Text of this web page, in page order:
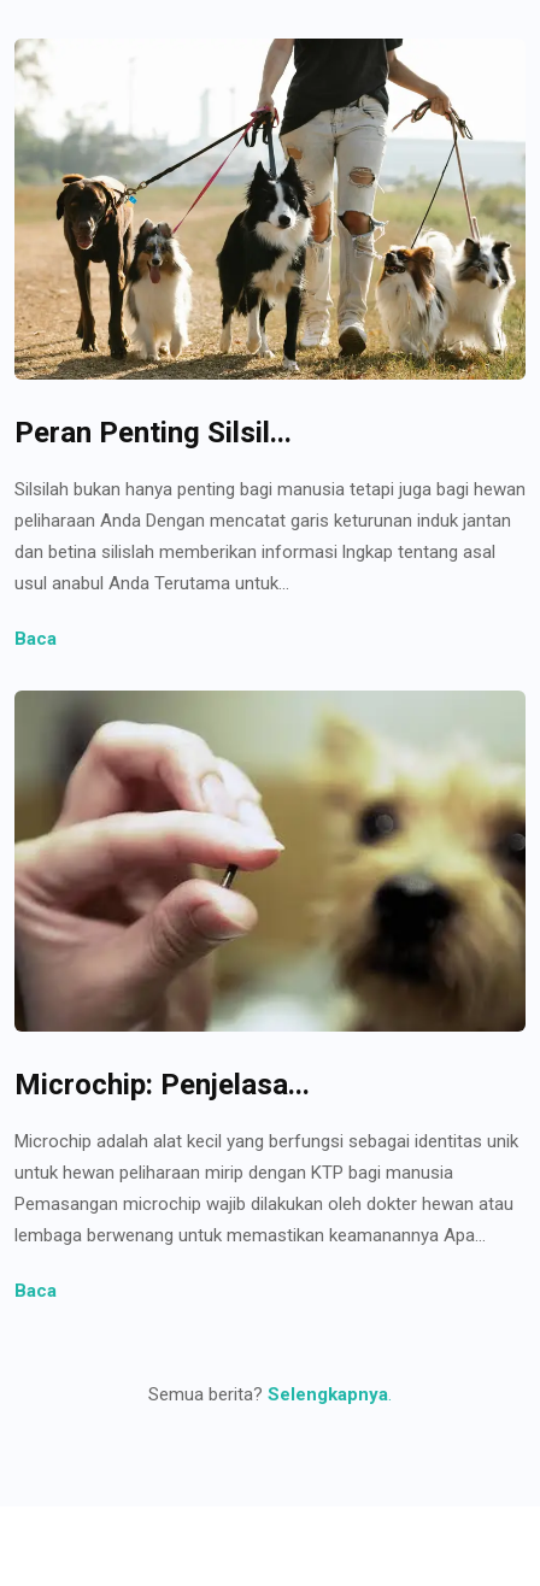
Peran Penting Silsil...
Silsilah bukan hanya penting bagi manusia tetapi juga bagi hewan
peliharaan Anda Dengan mencatat garis keturunan induk jantan
dan betina silislah memberikan informasi lngkap tentang asal
usul anabul Anda Terutama untuk...
Baca
Microchip: Penjelasa...
Microchip adalah alat kecil yang berfungsi sebagai identitas unik
untuk hewan peliharaan mirip dengan KTP bagi manusia
Pemasangan microchip wajib dilakukan oleh dokter hewan atau
lembaga berwenang untuk memastikan keamanannya Apa...
Baca
Semua berita? Selengkapnya.